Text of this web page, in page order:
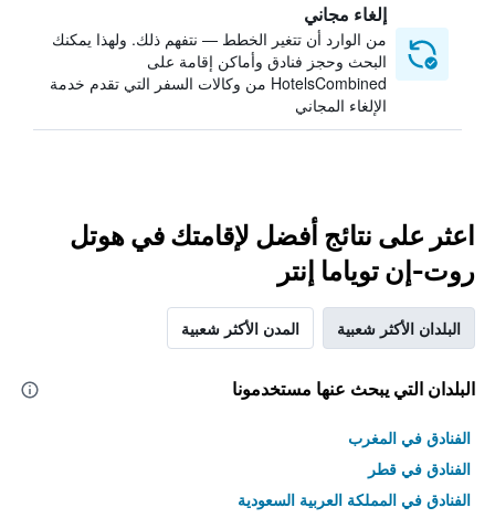
إلغاء مجاني
من الوارد أن تتغير الخطط — نتفهم ذلك. ولهذا يمكنك
البحث وحجز فنادق وأماكن إقامة على
HotelsCombined من وكالات السفر التي تقدم خدمة
الإلغاء المجاني
اعثر على نتائج أفضل لإقامتك في هوتل
روت-إن توياما إنتر
البلدان الأكثر شعبية المدن الأكثر شعبية
البلدان التي يبحث عنها مستخدمونا
الفنادق في المغرب
الفنادق في قطر
الفنادق في المملكة العربية السعودية